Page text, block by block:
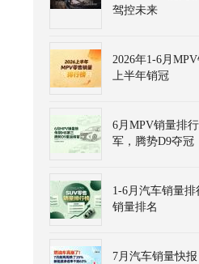
驾控未来
2026年1-6月
上半年销冠
6月MPV销量排
军，腾势D9夺冠
1-6月汽车销量
销量排名
7月汽车销量快